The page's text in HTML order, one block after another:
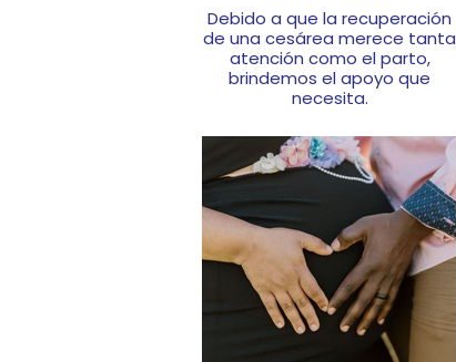
Debido a que la recuperación
de una cesárea merece tanta
atención como el parto,
brindemos el apoyo que
necesita.
Sign Up Here